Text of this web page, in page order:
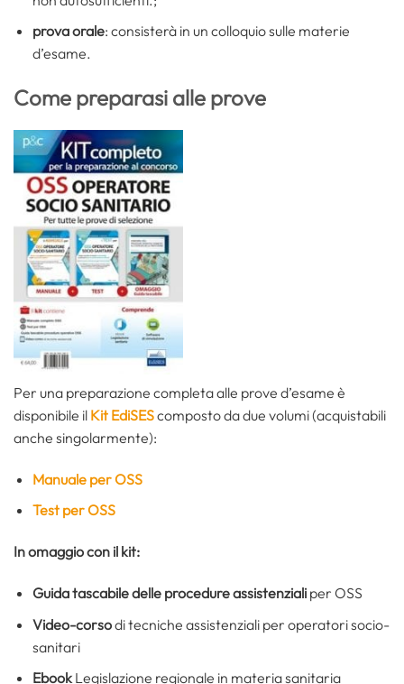
prova orale: consisterà in un colloquio sulle materie
d’esame.
Come preparasi alle prove
Per una preparazione completa alle prove d’esame è
disponibile il Kit EdiSEScomposto da due volumi (acquistabili
anche singolarmente):
Manuale per OSS
Test per OSS
In omaggio con il kit:
Guida tascabile delle procedure assistenziali per OSS
Video-corsodi tecniche assistenziali per operatori socio-
sanitari
EbookLegislazione regionale in materia sanitaria